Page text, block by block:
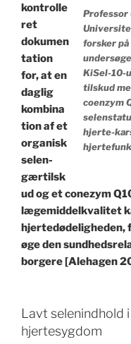
Professor
forsker
KiSel-10-
tilskud
coenzym
hjerte-
kontrolle
ret
dokumen
tation
for, at en
daglig
kombina
tion af et
organisk
selen-
gærtilsk
ud og et conezym
lægemiddelkvalitet
hjertedødeligheden,
øge den
borgere [Alehagen
Lavt selenindhold
hjertesygdom